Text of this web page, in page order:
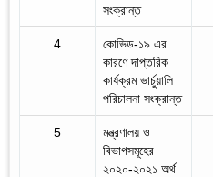
সংক্রান্ত
4
কোভিড-১৯ এর
কারণে দাপ্তরিক
কার্যক্রম ভার্চুয়ালি
পরিচালনা সংক্রান্ত
5
মন্ত্রণালয় ও
বিভাগসমূহের
২০২০-২০২১ অর্থ